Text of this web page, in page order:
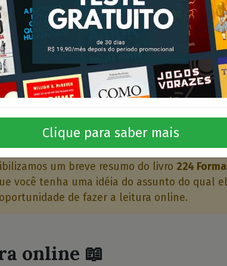
Quero este livro!
🤔
um breve resumo do livro 224
você tenha uma idéia do assunto do qual
de fazer a leitura online.
online 📖
Clique para saber mais